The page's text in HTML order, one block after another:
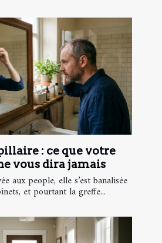
: ce que votre
vous dira jamais
aux people, elle s’est banalisée
et pourtant la greffe...